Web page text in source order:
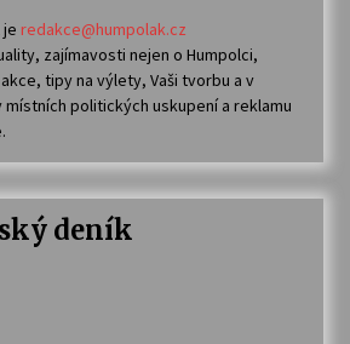
je redakce@humpolak.cz
zajímavosti nejen o Humpolci,
tipy na výlety, Vaši tvorbu a v
politických uskupení a reklamu
deník